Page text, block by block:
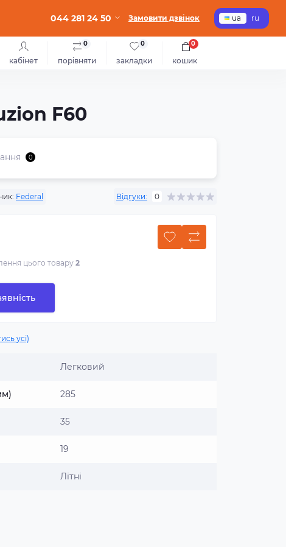
044 281 24 50 Замовити дзвінок ua ru
кабінет порівняти
0
закладки
0
кошик
0
F60
0
Federal Відгуки: 0
цього товару 2
усі)
Легковий
285
35
19
Літні